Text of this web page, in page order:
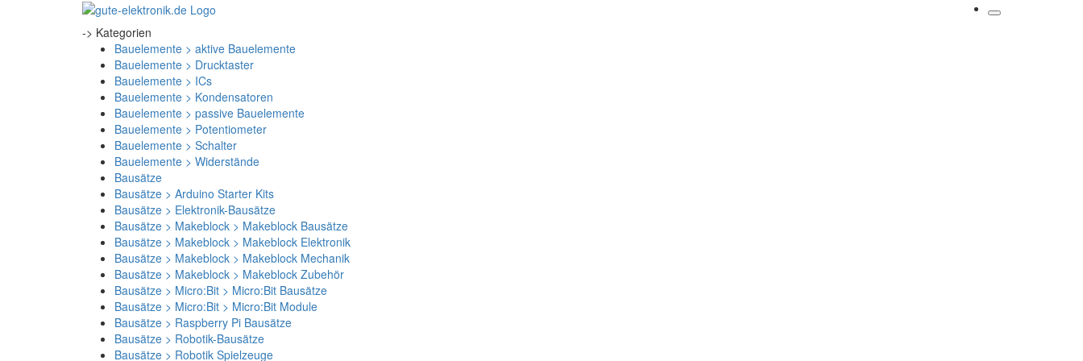
-> Kategorien
Bauelemente > aktive Bauelemente
Bauelemente > Drucktaster
Bauelemente > ICs
Bauelemente > Kondensatoren
Bauelemente > passive Bauelemente
Bauelemente > Potentiometer
Bauelemente > Schalter
Bauelemente > Widerstände
Bausätze
Bausätze > Arduino Starter Kits
Bausätze > Elektronik-Bausätze
Bausätze > Makeblock > Makeblock Bausätze
Bausätze > Makeblock > Makeblock Elektronik
Bausätze > Makeblock > Makeblock Mechanik
Bausätze > Makeblock > Makeblock Zubehör
Bausätze > Micro:Bit > Micro:Bit Bausätze
Bausätze > Micro:Bit > Micro:Bit Module
Bausätze > Raspberry Pi Bausätze
Bausätze > Robotik-Bausätze
Bausätze > Robotik Spielzeuge